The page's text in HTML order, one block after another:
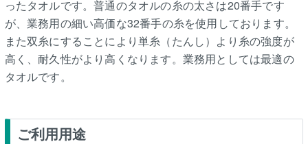
ったタオルです。普通のタオルの糸の太さは20番手です
が、業務用の細い高価な32番手の糸を使用しております。
また双糸にすることにより単糸（たんし）より糸の強度が
高く、耐久性がより高くなります。業務用としては最適の
タオルです。
ご利用用途